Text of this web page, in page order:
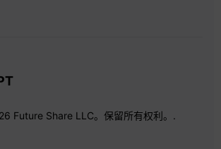
Future Share LLC。保留所有权利。.